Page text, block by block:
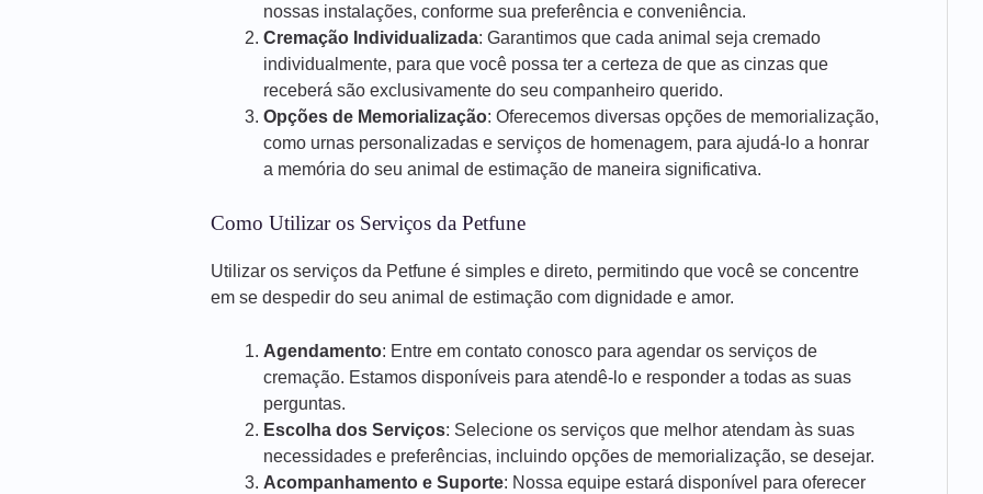
nossas instalações, conforme sua preferência e conveniência.
Cremação Individualizada: Garantimos que cada animal seja cremado
individualmente, para que você possa ter a certeza de que as cinzas que
receberá são exclusivamente do seu companheiro querido.
Opções de Memorialização: Oferecemos diversas opções de memorialização,
como urnas personalizadas e serviços de homenagem, para ajudá-lo a honrar
a memória do seu animal de estimação de maneira significativa.
Como Utilizar os Serviços da Petfune
Utilizar os serviços da Petfune é simples e direto, permitindo que você se concentre
em se despedir do seu animal de estimação com dignidade e amor.
Agendamento: Entre em contato conosco para agendar os serviços de
cremação. Estamos disponíveis para atendê-lo e responder a todas as suas
perguntas.
Escolha dos Serviços: Selecione os serviços que melhor atendam às suas
necessidades e preferências, incluindo opções de memorialização, se desejar.
Acompanhamento e Suporte: Nossa equipe estará disponível para oferecer